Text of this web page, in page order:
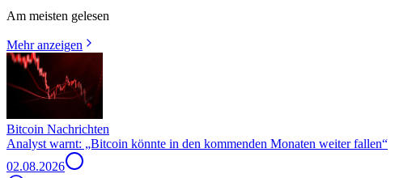
Am meisten gelesen
Mehr anzeigen
Bitcoin Nachrichten
Analyst warnt: „Bitcoin könnte in den kommenden Monaten weiter fallen“
02.08.2026